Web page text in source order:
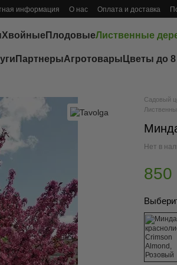
информация О нас Оплата и доставка
ХвойныеПлодовыеЛиственные
ПартнерыАгротовары Цветы до
Садовый
Нет в
850